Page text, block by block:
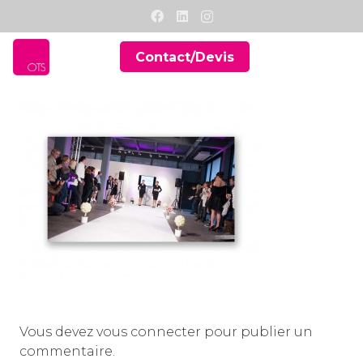
Contact/Devis
Vous devez vous connecter pour publier un
commentaire.